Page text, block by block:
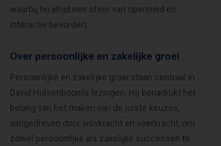
waarbij hij altijd een sfeer van openheid en
interactie bevordert.
Over persoonlijke en zakelijke groei
Persoonlijke en zakelijke groei staan centraal in
David Hulsenboom’s lezingen. Hij benadrukt het
belang van het maken van de juiste keuzes,
aangedreven door wilskracht en veerkracht, om
zowel persoonlijke als zakelijke successen te